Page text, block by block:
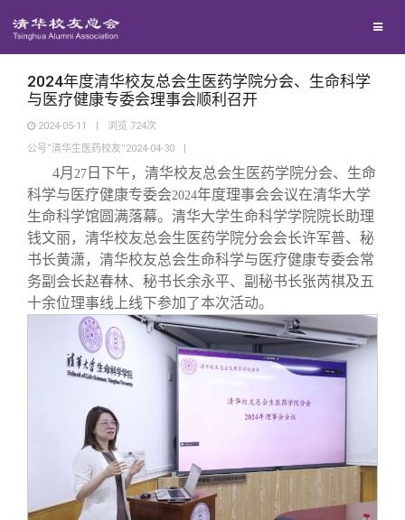
地区联络
年级联络
院系校友工作
专业委员会
兴趣群体
西南联大校友会
回馈母校
捐赠项目
捐赠新闻
捐赠纪事
捐赠方法
义工计划
媒体平台
《清华校友通讯》
《水木清华》
我要订阅
新媒体平台
百年清华
清华人物
清华故事
青春风采
校友讲坛
校友服务
终身学习
信息化服务
实用信息
校友总会
总会简介
总会章程
2024年度清华校友总会生医药学院分会、生命科学
与医疗健康专委会理事会顺利召开
2024-05-11 | 浏览 724次
公号“清华生医药校友”2024-04-30
|
4月 27 日下午，清华校友总会生医药学院分会、生命
科学与医疗健康专委会2024年度理事会会议在清华大学
生命科学馆圆满落幕。清华大学生命科学学院院长助理
钱文丽，清华校友总会生医药学院分会会长许军普、秘
书长黄潇，清华校友总会生命科学与医疗健康专委会常
务副会长赵春林、秘书长余永平、副秘书长张芮祺及五
十余位理事线上线下参加了本次活动。